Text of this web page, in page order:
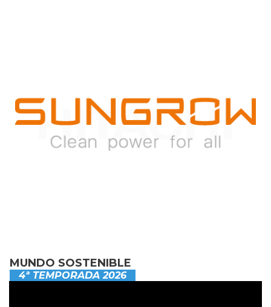
MUNDO SOSTENIBLE
4ª TEMPORADA 2026